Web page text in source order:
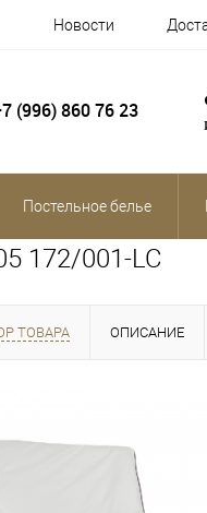
Новости
(996) 860 76 23
Постельное белье
172/001-LC
ТОВАРА ОПИСАНИЕ